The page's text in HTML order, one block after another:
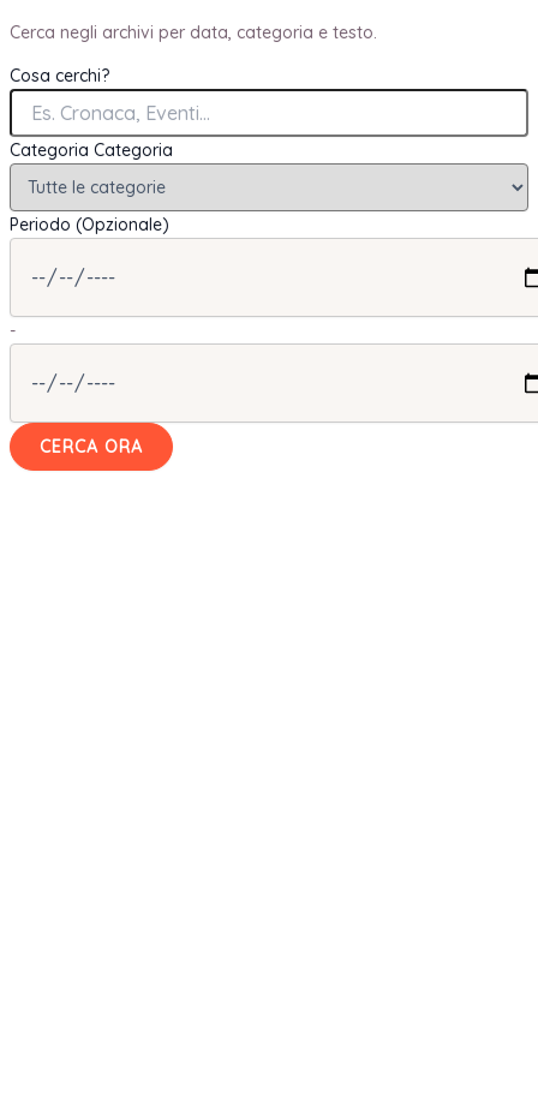
Cerca negli archivi per data, categoria e testo.
Cosa cerchi?
Categoria Categoria
Periodo (Opzionale)
-
CERCA ORA